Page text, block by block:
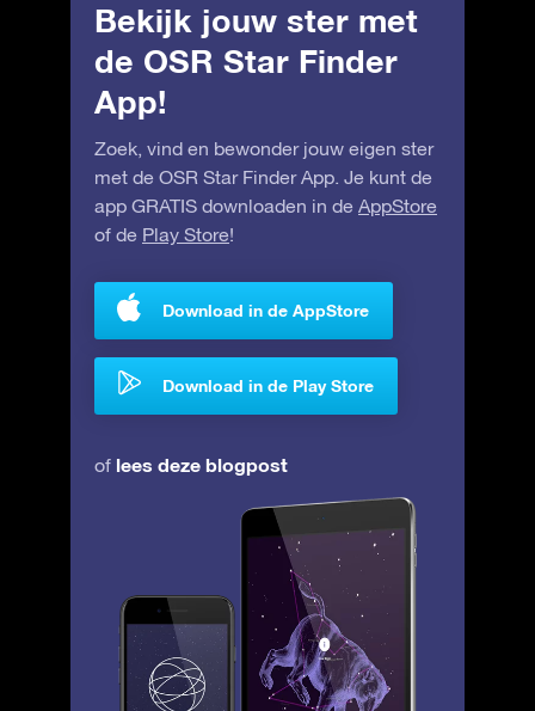
Bekijk jouw ster met
de OSR Star Finder
App!
Zoek, vind en bewonder jouw eigen ster
met de OSR Star Finder App. Je kunt de
app GRATIS downloaden in de AppStore
of de Play Store!
Download in de AppStore
Download in de Play Store
of lees deze blogpost